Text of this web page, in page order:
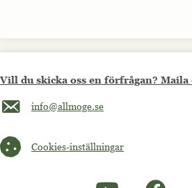
Vill du skicka oss en förfrågan? Maila
Maila oss på info@allmoge.se
info@allmoge.se
Cookies-inställningar
Cookies-inställningar